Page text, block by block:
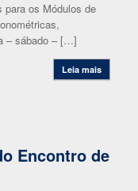
para os Módulos de
– sábado – […]
Leia mais
Encontro de